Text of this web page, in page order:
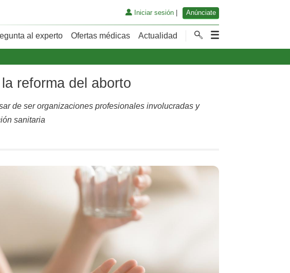
Iniciar sesión| Anúnciate
al experto Ofertas médicas Actualidad
reforma del aborto
de ser organizaciones profesionales involucradas y
sanitaria